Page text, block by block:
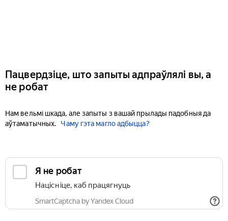
Пацвердзіце, што запыты адпраўлялі вы, а
не робат
Нам вельмі шкада, але запыты з вашай прылады падобныя да
аўтаматычных.
Чаму гэта магло адбыцца?
Я не робат
Націсніце, каб працягнуць
SmartCaptcha by Yandex Cloud